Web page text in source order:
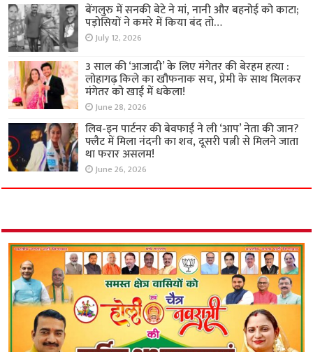
बेंगलुरु में सनकी बेटे ने मां, नानी और बहनोई को काटा;
पड़ोसियों ने कमरे में किया बंद तो…
July 12, 2026
3 साल की ‘आजादी’ के लिए मंगेतर की बेरहम हत्या :
लोहागढ़ किले का खौफनाक सच, प्रेमी के साथ मिलकर
मंगेतर को खाई में धकेला!
June 28, 2026
लिव-इन पार्टनर की बेवफाई ने ली ‘आप’ नेता की जान?
फ्लैट में मिला नंदनी का शव, दूसरी पत्नी से मिलने जाता
था फरार असलम!
June 26, 2026